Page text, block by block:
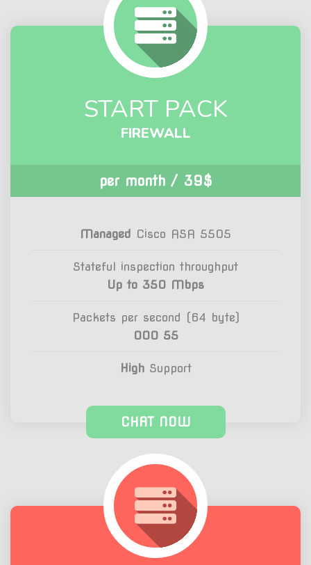
START PACK
FIREWALL
39$
/ per month
Managed Cisco ASA 5505
Stateful inspection throughput
Up to 350 Mbps
Packets per second (64 byte)
55 000
HighSupport
CHAT NOW